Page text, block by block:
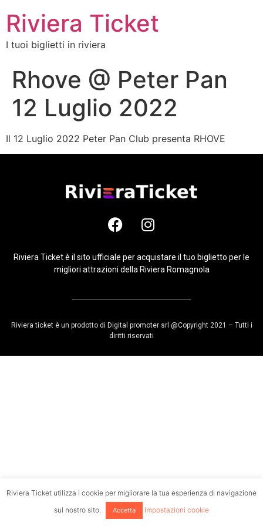
Riviera Ticket
I tuoi biglietti in riviera
Rhove @ Peter Pan
12 Luglio 2022
Il 12 Luglio 2022 Peter Pan Club presenta RHOVE
Riviera Ticket è il sito ufficiale per acquistare il tuo biglietto per le
migliori attrazioni della Riviera Romagnola
Riviera ticket è un prodotto di Digital promoter srl @Copyright 2021 – Tutti i
diritti riservati
Riviera Ticket utilizza i cookie per migliorare la tua esperienza di navigazione
sul nostro sito.
Accetta Impostazioni cookie